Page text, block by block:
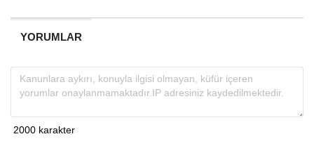
YORUMLAR